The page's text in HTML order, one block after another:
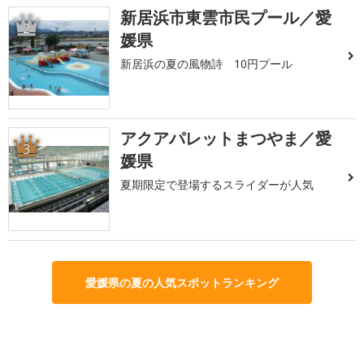
2
新居浜市東雲市民プール／愛
媛県
新居浜の夏の風物詩 10円プール
3
アクアパレットまつやま／愛
媛県
夏期限定で登場するスライダーが人気
愛媛県の夏の人気スポットランキング